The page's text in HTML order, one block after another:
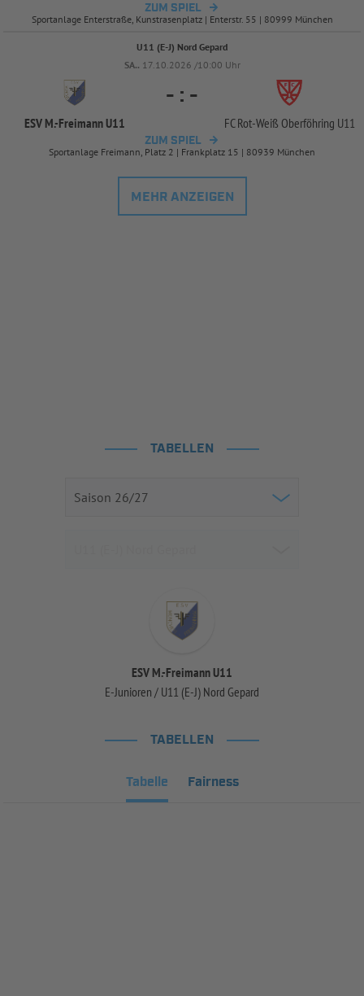
ZUM SPIEL
Sportanlage Enterstraße, Kunstrasenplatz | Enterstr. 55 | 80999 München
U11 (E-J) Nord Gepard
SA.. 17.10.2026 /10:00 Uhr
ESV M.-Freimann U11
- : -
FC Rot-Weiß Oberföhring U11
ZUM SPIEL
Sportanlage Freimann, Platz 2 | Frankplatz 15 | 80939 München
MEHR ANZEIGEN
TABELLEN
ESV M.-Freimann U11
E-Junioren / U11 (E-J) Nord Gepard
TABELLEN
Tabelle Fairness